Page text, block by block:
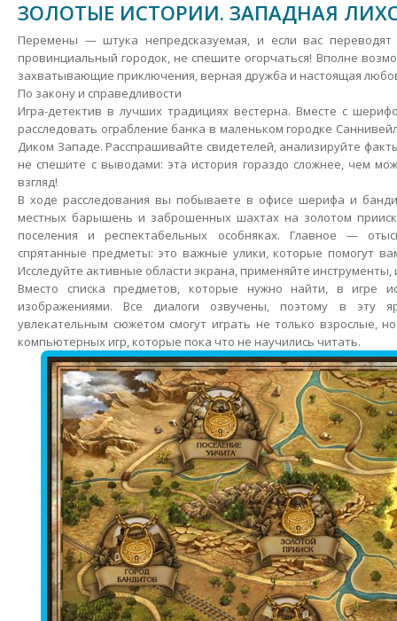
ЗОЛОТЫЕ ИСТОРИИ. ЗАПАДНАЯ
Перемены — штука непредсказуемая, и если вас
провинциальный городок, не спешите огорчаться! Вполне
захватывающие приключения, верная дружба и настоящая
По закону и справедливости
Игра-детектив в лучших традициях вестерна. Вместе с
расследовать ограбление банка в маленьком городке
Диком Западе. Расспрашивайте свидетелей, анализируйте
не спешите с выводами: эта история гораздо сложнее, чем
взгляд!
В ходе расследования вы побываете в офисе шерифа и
местных барышень и заброшенных шахтах на золотом
поселения и респектабельных особняках. Главное —
спрятанные предметы: это важные улики, которые помогут
Исследуйте активные области экрана, применяйте инструменты,
Вместо списка предметов, которые нужно найти, в игре
изображениями. Все диалоги озвучены, поэтому в эту
увлекательным сюжетом смогут играть не только взрослые,
компьютерных игр, которые пока что не научились читать.